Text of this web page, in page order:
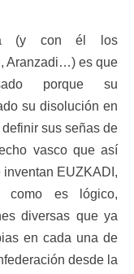
(y con él los
Aranzadi…) es que
porque su
su disolución en
sus señas de
vasco que así
EUZKADI,
es lógico,
diversas que ya
en cada una de
desde la